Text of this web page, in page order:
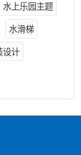
水上乐园主题
水滑梯
设计